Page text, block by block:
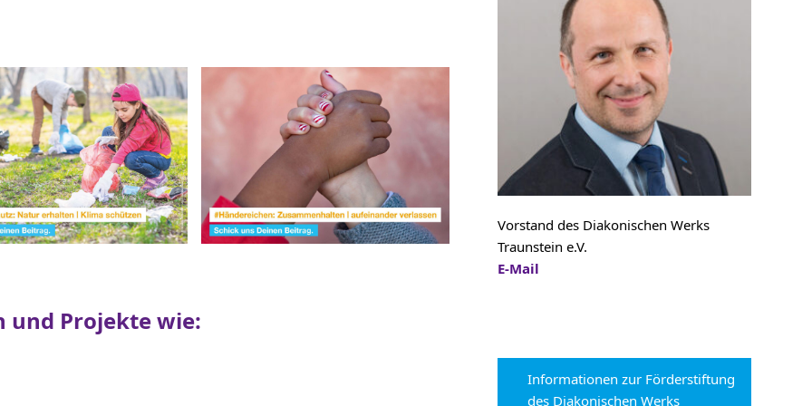
und Projekte wie:
Vorstand des Diakonischen Werks
Traunstein e.V.
E-Mail
Informationen zur Förderstiftung
des Diakonischen Werks